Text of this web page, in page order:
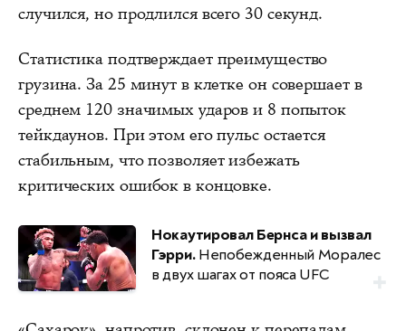
случился, но продлился всего 30 секунд.
Статистика подтверждает преимущество
грузина. За 25 минут в клетке он совершает в
среднем 120 значимых ударов и 8 попыток
тейкдаунов. При этом его пульс остается
стабильным, что позволяет избежать
критических ошибок в концовке.
Нокаутировал Бернса и вызвал
Гэрри.Непобежденный Моралес
в двух шагах от пояса UFC